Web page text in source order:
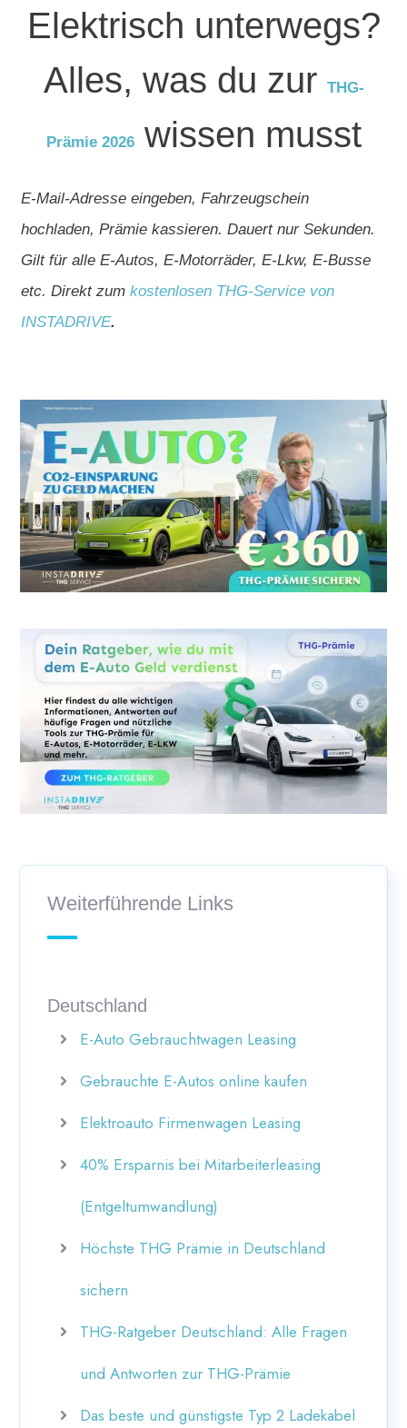
Elektrisch unterwegs?
Alles, was du zur THG-
Prämie 2026wissen musst
E-Mail-Adresse eingeben, Fahrzeugschein
hochladen, Prämie kassieren. Dauert nur Sekunden.
Gilt für alle E-Autos, E-Motorräder, E-Lkw, E-Busse
etc. Direkt zum kostenlosen THG-Service von
INSTADRIVE.
Weiterführende Links
Deutschland
E-Auto Gebrauchtwagen Leasing
Gebrauchte E-Autos online kaufen
Elektroauto Firmenwagen Leasing
40% Ersparnis bei Mitarbeiterleasing
(Entgeltumwandlung)
Höchste THG Prämie in Deutschland
sichern
THG-Ratgeber Deutschland: Alle Fragen
und Antworten zur THG-Prämie
Das beste und günstigste Typ 2 Ladekabel